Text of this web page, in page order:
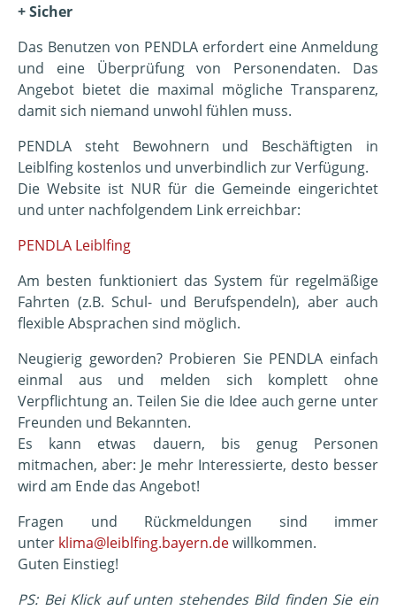
+ Sicher
Das Benutzen von PENDLA erfordert eine Anmeldung
und eine Überprüfung von Personendaten. Das
Angebot bietet die maximal mögliche Transparenz,
damit sich niemand unwohl fühlen muss.
PENDLA steht Bewohnern und Beschäftigten in
Leiblfing kostenlos und unverbindlich zur Verfügung.
Die Website ist NUR für die Gemeinde eingerichtet
und unter nachfolgendem Link erreichbar:
PENDLA Leiblfing
Am besten funktioniert das System für regelmäßige
Fahrten (z.B. Schul- und Berufspendeln), aber auch
flexible Absprachen sind möglich.
Neugierig geworden? Probieren Sie PENDLA einfach
einmal aus und melden sich komplett ohne
Verpflichtung an. Teilen Sie die Idee auch gerne unter
Freunden und Bekannten.
Es kann etwas dauern, bis genug Personen
mitmachen, aber: Je mehr Interessierte, desto besser
wird am Ende das Angebot!
Fragen und Rückmeldungen sind immer
unter klima@leiblfing.bayern.dewillkommen.
Guten Einstieg!
PS: Bei Klick auf unten stehendes Bild finden Sie ein